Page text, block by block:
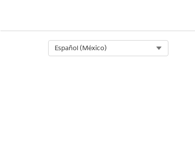
Español (México)